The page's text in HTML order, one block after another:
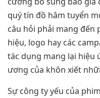
quý tín đồ hâm tuyển
câu hỏi phải mang
hiệu, logo hay các
tác dụng mang lại hiệu
ương của khôn xiết
Sự công ty yếu của